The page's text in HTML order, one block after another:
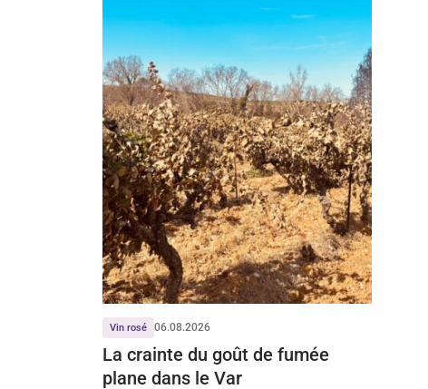
Vin rosé 06.08.2026
La crainte du goût de fumée
plane dans le Var